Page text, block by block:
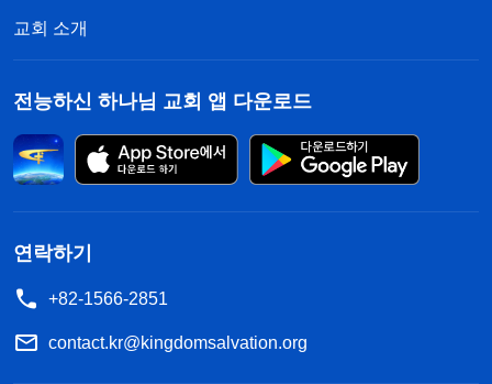
것이 정상인이 가져야 할 양심과 이성입니다. 하지만
저는 마음속으로 반발하며 스스로를 반성하지 않았
고, 억울하다고 생각하며 심지어 본분을 포기하려고
이렇게 본분을 대하는 것이 어디에 조금이라도 인성
하나님을 만족게 해 드리려 하지 않아 교회 사역에
영향을 미쳤습니다. 이는 확실히 하나님의 마음을 거
역하고 아프게 한 것입니다. 저는 하나님께 기도드리
교회 소개
전능하신 하나님 교회 앱 다운로드
연락하기
+82-1566-2851
contact.kr@kingdomsalvation.org